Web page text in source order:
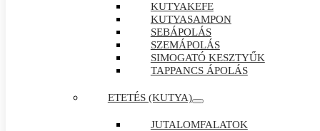
KUTYAKEFE
KUTYASAMPON
SEBÁPOLÁS
SZEMÁPOLÁS
SIMOGATÓ KESZTYŰK
TAPPANCS ÁPOLÁS
ETETÉS (KUTYA)
JUTALOMFALATOK